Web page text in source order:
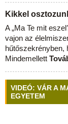
Kikkel
A „Ma Te mit
vajon az
hűtőszekrényben,
Mindemellett
VIDEÓ: VÁR A
EGYETEM